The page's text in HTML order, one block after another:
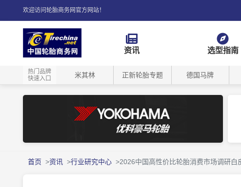
欢迎访问轮胎商务网官方网站！
资讯 选型指南
热门品牌
快速入口
米其林 正新轮胎专题 德国马牌
首页 资讯 行业研究中心 2026中国高性价比轮胎消费市场调研白